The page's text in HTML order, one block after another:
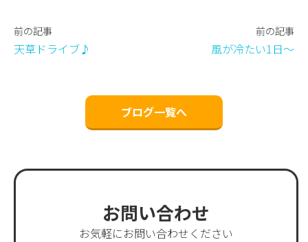
前の記事
天草ドライブ♪
前の記事
風が冷たい1日〜
ブログ一覧へ
お問い合わせ
お気軽にお問い合わせください